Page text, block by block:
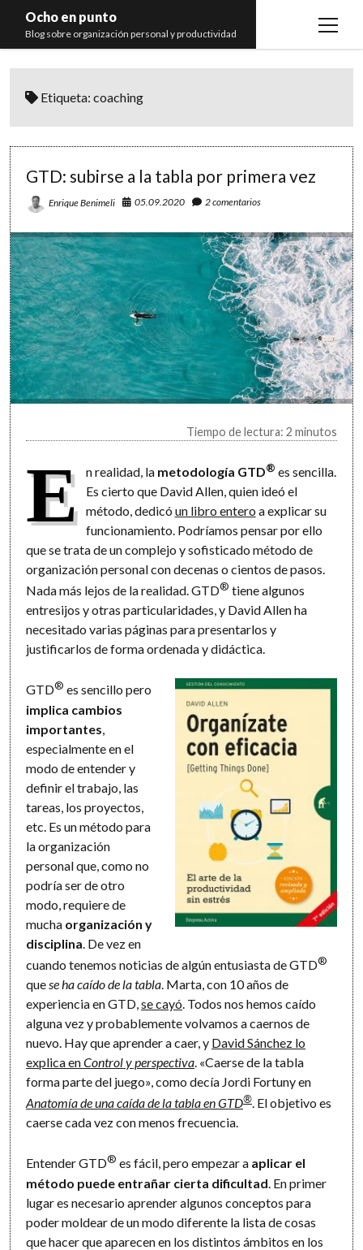
Ocho en punto
Blog sobre organización personal y productividad
open
Libros
Etiqueta:coaching
GTD: subirse a la tabla por primera vez
Enrique Benimeli 05.09.2020 2 comentarios
Tiempo de lectura: 2 minutos
E n realidad, la metodología GTD® es sencilla.
Es cierto que David Allen, quien ideó el
método, dedicó un libro entero a explicar su
funcionamiento. Podríamos pensar por ello
que se trata de un complejo y sofisticado método de
organización personal con decenas o cientos de pasos.
Nada más lejos de la realidad. GTD® tiene algunos
entresijos y otras particularidades, y David Allen ha
necesitado varias páginas para presentarlos y
justificarlos de forma ordenada y didáctica.
GTD® es sencillo pero
implica cambios
importantes
especialmente en el
modo de entender y
definir el trabajo, las
tareas, los proyectos,
etc. Es un método para
la organización
personal que, como no
podría ser de otro
modo, requiere de
mucha organización y
disciplina . De vez en
cuando tenemos noticias de algún entusiasta de GTD®
quese ha caído de la tabla. Marta, con 10 años de
experiencia en GTD,se cayó. Todos nos hemos caído
alguna vez y probablemente volvamos a caernos de
nuevo. Hay que aprender a caer, y David Sánchez lo
explica enControl y perspectiva. «Caerse de la tabla
forma parte del juego», como decía Jordi Fortuny en
Anatomía de una caída de la tabla en GTD®. El objetivo es
caerse cada vez con menos frecuencia.
Entender GTD® es fácil, pero empezar a aplicar el
método puede entrañar cierta dificultad . En primer
lugar es necesario aprender algunos conceptos para
poder moldear de un modo diferente la lista de cosas
que hacer que aparecen en los distintos ámbitos en los